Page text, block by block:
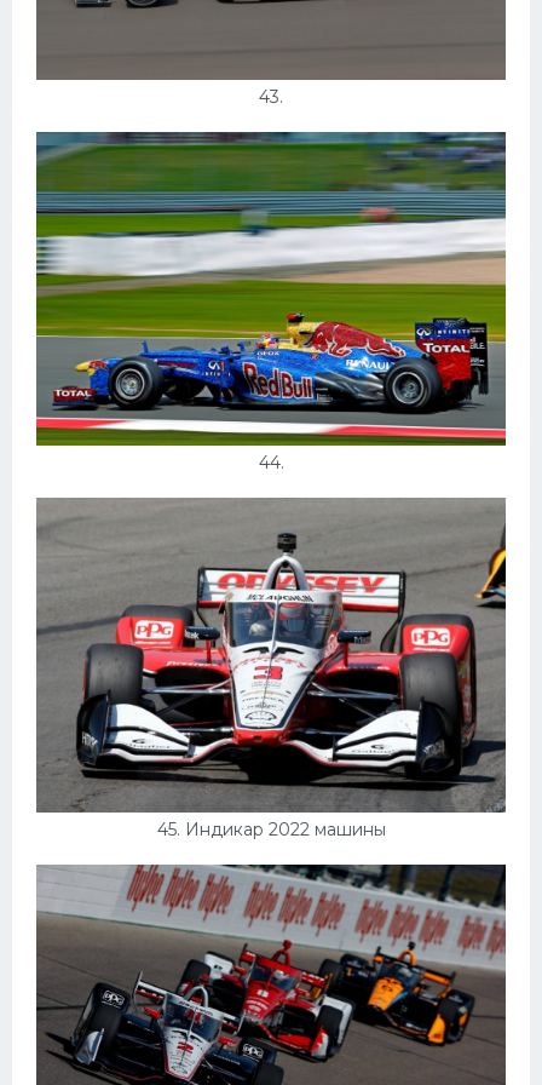
43.
44.
45. Индикар 2022 машины